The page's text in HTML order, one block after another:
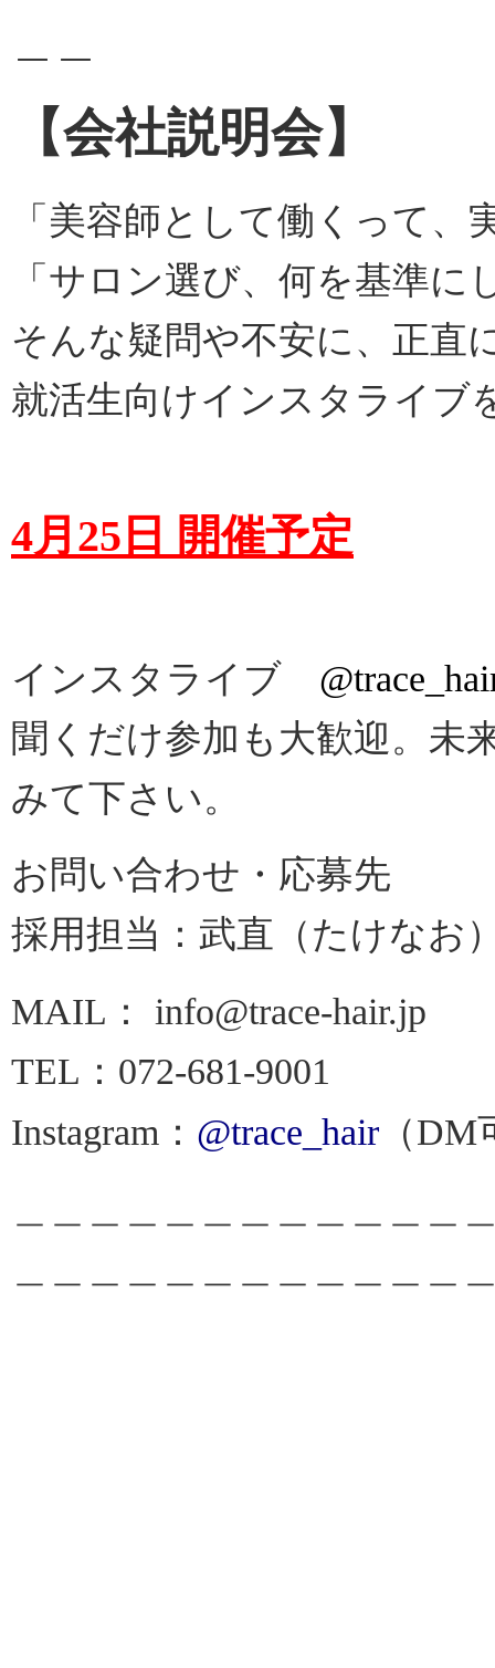
【会社説明会】
「美容師として働くって
「サロン選び、何を基準に
そんな疑問や不安に、正直
就活生向けインスタライブ
4月25日 開催予定
インスタライブ
聞くだけ参加も大歓迎。未
みて下さい。
お問い合わせ・応募先
採用担当：武直（たけなお
MAIL： info@trace-hair.jp
TEL：072-681-9001
Instagram： @trace_hair （DM